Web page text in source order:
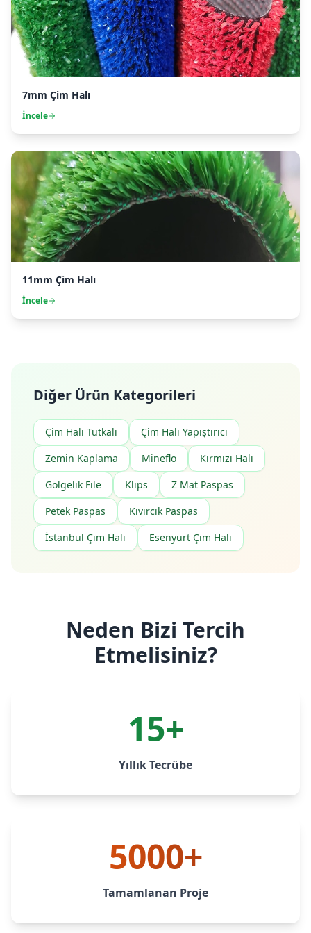
7mm Çim Halı
İncele
11mm Çim Halı
İncele
Diğer Ürün Kategorileri
Çim Halı Tutkalı
Çim Halı Yapıştırıcı
Zemin Kaplama
Mineflo
Kırmızı Halı
Gölgelik File
Klips
Z Mat Paspas
Petek Paspas
Kıvırcık Paspas
İstanbul Çim Halı
Esenyurt Çim Halı
Neden Bizi Tercih
Etmelisiniz?
15+
Yıllık Tecrübe
5000+
Tamamlanan Proje